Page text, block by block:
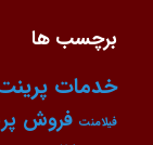
برچسب ها
خدمات
فیلامنت فروش